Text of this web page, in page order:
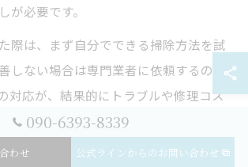
が必要です。
際は、まず自分でできる掃除方法を試
しない場合は専門業者に依頼するのが
対応が、結果的にトラブルや修理コス
ります。
090-6393-8339
わせ 公式ラインからのお問い合わせ